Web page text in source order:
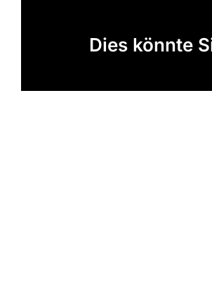
Dies könnte